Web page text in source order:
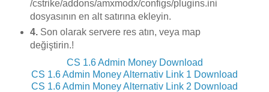
/cstrike/addons/amxmodx/configs/plugins.ini
dosyasının en alt satırına ekleyin.
4.Son olarak servere res atın, veya map
değiştirin.!
CS 1.6 Admin Money Download
CS 1.6 Admin Money Alternativ Link 1 Download
CS 1.6 Admin Money Alternativ Link 2 Download